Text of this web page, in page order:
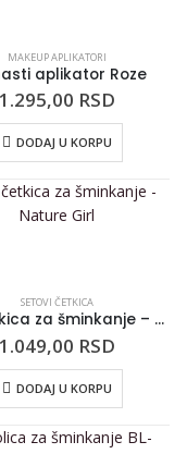
MAKEUP APLIKATORI
aplikator Roze
1.295,00 RSD
DODAJ U KORPU
SETOVI ČETKICA
Set četkica za šminkanje – Nature Girl
1.049,00 RSD
DODAJ U KORPU